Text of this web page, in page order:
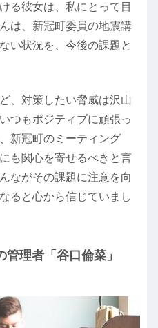
る彼女は、私にとって目
は、新冠町委員の地震講
い状況を、今後の課題と
、対策したい脅威は沢山
つもポジティブに頑張っ
新冠町のミーティング
も関心を寄せるべきと言
ながその課題に注意を向
ると心から信じていまし
理者「谷口倫菜」